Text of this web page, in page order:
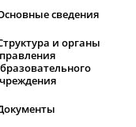
сведения
и органы